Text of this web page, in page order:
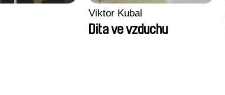
Viktor Kubal
Dita ve vzduchu